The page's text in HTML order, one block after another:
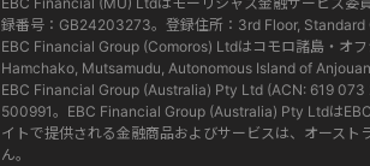
録番号：GB24203273。登録住所：3rd Floor,
EBC Financial Group (Comoros) Ltdはコモロ諸島・オ
Hamchako, Mutsamudu, Autonomous Island of
EBC Financial Group (Australia) Pty Ltd (ACN: 619 073
500991。EBC Financial Group (Australia) Pty Ltdは
イトで提供される金融商品およびサービスは、オース
ん。